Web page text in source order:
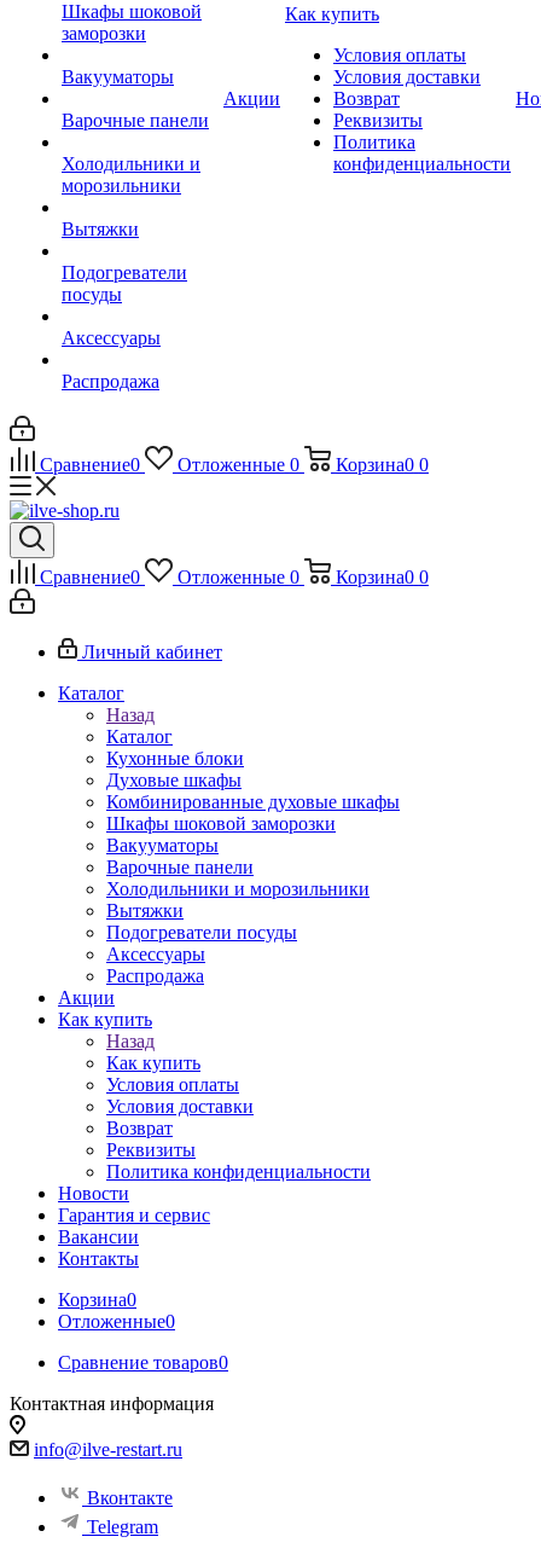
Шкафы шоковой
заморозки
Вакууматоры
Варочные панели
Холодильники и
морозильники
Вытяжки
Подогреватели
посуды
Аксессуары
Распродажа
Акции
Как купить
Условия оплаты
Условия доставки
Возврат
Реквизиты
Политика
конфиденциальности
Сравнение0 Отложенные 0 Корзина0 0
Сравнение0 Отложенные 0 Корзина0 0
Личный кабинет
Каталог
Назад
Каталог
Кухонные блоки
Духовые шкафы
Комбинированные духовые шкафы
Шкафы шоковой заморозки
Вакууматоры
Варочные панели
Холодильники и морозильники
Вытяжки
Подогреватели посуды
Аксессуары
Распродажа
Акции
Как купить
Назад
Как купить
Условия оплаты
Условия доставки
Возврат
Реквизиты
Политика конфиденциальности
Новости
Гарантия и сервис
Вакансии
Контакты
Корзина0
Отложенные0
Сравнение товаров0
Контактная информация
info@ilve-restart.ru
Вконтакте
Telegram